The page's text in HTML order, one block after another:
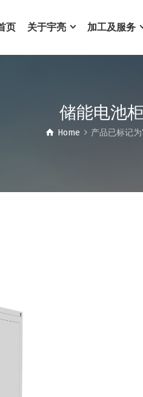
页 关于宇亮 加工及服务
储能电池
Home 产品已标记